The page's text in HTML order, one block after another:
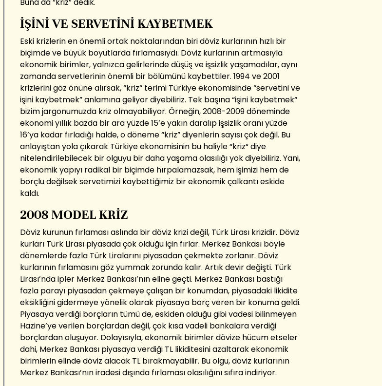
İŞİNİ VE SERVETİNİ KAYBETMEK
Eski krizlerin en önemli ortak noktalarından biri döviz kurlarının hızlı bir
biçimde ve büyük boyutlarda fırlamasıydı. Döviz kurlarının artmasıyla
ekonomik birimler, yalnızca gelirlerinde düşüş ve işsizlik yaşamadılar, aynı
zamanda servetlerinin önemli bir bölümünü kaybettiler. 1994 ve 2001
krizlerini göz önüne alırsak, “kriz“ terimi Türkiye ekonomisinde “servetini ve
işini kaybetmek” anlamına geliyor diyebiliriz. Tek başına “işini kaybetmek“
bizim jargonumuzda kriz olmayabiliyor. Örneğin, 2008-2009 döneminde
ekonomi yıllık bazda bir ara yüzde 15’e yakın daralıp işsizlik oranı yüzde
16’ya kadar fırladığı halde, o döneme “kriz” diyenlerin sayısı çok değil. Bu
anlayıştan yola çıkarak Türkiye ekonomisinin bu haliyle “kriz“ diye
nitelendirilebilecek bir olguyu bir daha yaşama olasılığı yok diyebiliriz. Yani,
ekonomik yapıyı radikal bir biçimde hırpalamazsak, hem işimizi hem de
borçlu değilsek servetimizi kaybettiğimiz bir ekonomik çalkantı eskide
kaldı.
2008 MODEL KRİZ
Döviz kurunun fırlaması aslında bir döviz krizi değil, Türk Lirası krizidir. Döviz
kurları Türk Lirası piyasada çok olduğu için fırlar. Merkez Bankası böyle
dönemlerde fazla Türk Liralarını piyasadan çekmekte zorlanır. Döviz
kurlarının fırlamasını göz yummak zorunda kalır. Artık devir değişti. Türk
Lirası’nda ipler Merkez Bankası’nın eline geçti. Merkez Bankası bastığı
fazla parayı piyasadan çekmeye çalışan bir konumdan, piyasadaki likidite
eksikliğini gidermeye yönelik olarak piyasaya borç veren bir konuma geldi.
Piyasaya verdiği borçların tümü de, eskiden olduğu gibi vadesi bilinmeyen
Hazine’ye verilen borçlardan değil, çok kısa vadeli bankalara verdiği
borçlardan oluşuyor. Dolayısıyla, ekonomik birimler dövize hücum etseler
dahi, Merkez Bankası piyasaya verdiği TL likiditesini azaltarak ekonomik
birimlerin elinde döviz alacak TL bırakmayabilir. Bu olgu, döviz kurlarının
Merkez Bankası’nın iradesi dışında fırlaması olasılığını sıfıra indiriyor.